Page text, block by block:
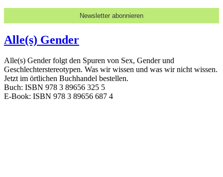
Alle(s) Gender
Alle(s) Gender folgt den Spuren von Sex, Gender und
Geschlechterstereotypen. Was wir wissen und was wir nicht wissen.
Jetzt im örtlichen Buchhandel bestellen.
Buch: ISBN 978 3 89656 325 5
E-Book: ISBN 978 3 89656 687 4